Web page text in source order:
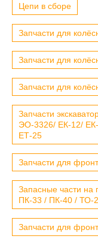
Цепи в сборе
Запчасти для
Запчасти для
Запчасти для
Запчасти
ЭО-3326/ ЕК-12/
ЕТ-25
Запчасти для
Запасные части на
ПК-33 / ПК-40 / ТО-
Запчасти для